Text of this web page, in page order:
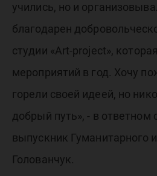
учились, но и
благодарен
студии «Art-project»,
мероприятий в год. Хочу
горели своей идеей, но
добрый путь», - в ответном
выпускник Гуманитарного
Голованчук.